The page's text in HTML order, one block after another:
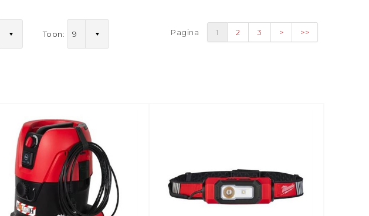
Toon: 1 2 3 > >>
Pagina